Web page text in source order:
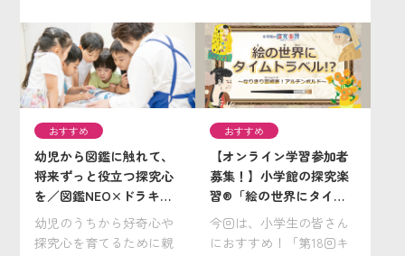
ートなどの幅広い教育プ
ログラムを提供していま
す。 今回は、2025年2月
から開催される小学3～6
年生を […]
国小学生プログラミング
大会 ゼロワングランドス
ラム」。 2024年度は全国
より約 1,500 名の小学生
が参加 […]
おすすめ
幼児から図鑑に触れて、
将来ずっと役立つ探究心
を／図鑑NEO×ドラキッ
ズ 「どこでもずかん」
幼児のうちから好奇心や
探究心を育てるために親
おすすめ
【オンライン学習参加者
募集！】小学館の探究楽
習®「絵の世界にタイム
トラベル！？～なりきり
芸術家！アルチンボルド
今回は、小学生の皆さん
におすすめ！「第18回キ